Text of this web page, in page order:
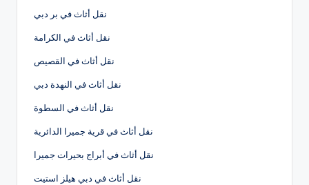
نقل أثاث في بر دبي
نقل أثاث في الكرامة
نقل أثاث في القصيص
نقل أثاث في النهدة دبي
نقل أثاث في السطوة
نقل أثاث في قرية جميرا الدائرية
نقل أثاث في أبراج بحيرات جميرا
نقل أثاث في دبي هيلز استيت